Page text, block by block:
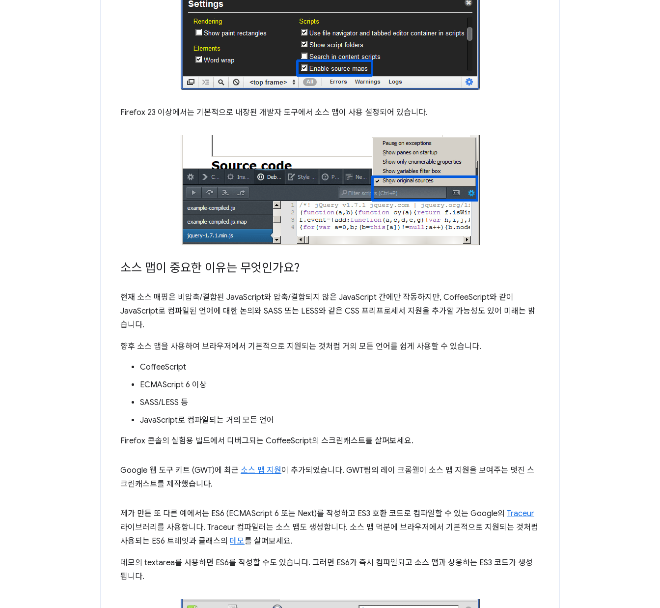
Firefox 23 이상에서는 기본적으로 내장된 개발자 도구에서 소스 맵이 사용 설정되어 있습니다.
소스 맵이 중요한 이유는 무엇인가요?
현재 소스 매핑은 비압축/결합된 JavaScript와 압축/결합되지 않은 JavaScript 간에만 작동하지만, CoffeeScript와 같이
JavaScript로 컴파일된 언어에 대한 논의와 SASS 또는 LESS와 같은 CSS 프리프로세서 지원을 추가할 가능성도 있어 미래는 밝
습니다.
향후 소스 맵을 사용하여 브라우저에서 기본적으로 지원되는 것처럼 거의 모든 언어를 쉽게 사용할 수 있습니다.
CoffeeScript
ECMAScript 6 이상
SASS/LESS 등
JavaScript로 컴파일되는 거의 모든 언어
Firefox 콘솔의 실험용 빌드에서 디버그되는 CoffeeScript의 스크린캐스트를 살펴보세요.
Google 웹 도구 키트 (GWT)에 최근 소스 맵 지원이 추가되었습니다. GWT팀의 레이 크롬웰이 소스 맵 지원을 보여주는 멋진 스
크린캐스트를 제작했습니다.
제가 만든 또 다른 예에서는 ES6 (ECMAScript 6 또는 Next)를 작성하고 ES3 호환 코드로 컴파일할 수 있는 Google의 Traceur
라이브러리를 사용합니다. Traceur 컴파일러는 소스 맵도 생성합니다. 소스 맵 덕분에 브라우저에서 기본적으로 지원되는 것처럼
사용되는 ES6 트레잇과 클래스의 데모를 살펴보세요.
데모의 textarea를 사용하면 ES6를 작성할 수도 있습니다. 그러면 ES6가 즉시 컴파일되고 소스 맵과 상응하는 ES3 코드가 생성
됩니다.